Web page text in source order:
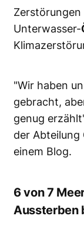
Zerstörungen
Unterwasser-
"Wir haben
gebracht,
genug
der Abteilung
einem Blog.
6 von 7
Aussterben